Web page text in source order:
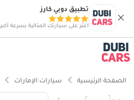
تطبيق دوبي كارز
اعثر على سيارتك المثالية بسرعة أكبر
الصفحة الرئيسية سيارات الإمارات
ذكاء دوبي كارز
ذكاء دوبيكارز
مصمم خصيصًا للطرق الوعرة